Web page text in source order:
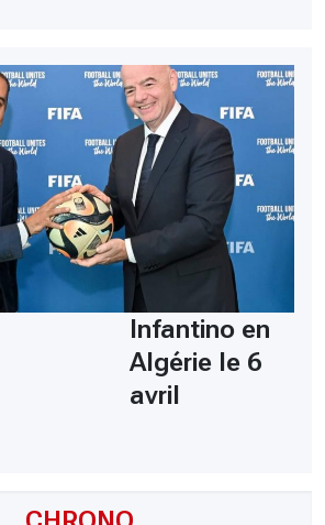
Infantino en
Algérie le 6
avril